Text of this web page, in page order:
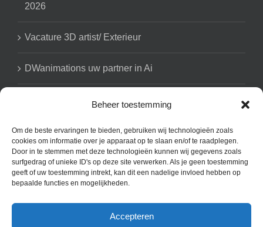
Beheer toestemming
Om de beste ervaringen te bieden, gebruiken wij technologieën zoals
cookies om informatie over je apparaat op te slaan en/of te raadplegen.
Door in te stemmen met deze technologieën kunnen wij gegevens zoals
surfgedrag of unieke ID's op deze site verwerken. Als je geen toestemming
geeft of uw toestemming intrekt, kan dit een nadelige invloed hebben op
bepaalde functies en mogelijkheden.
Accepteren
2026
Vacature 3D artist/ Exterieur
DWanimations uw partner in Ai